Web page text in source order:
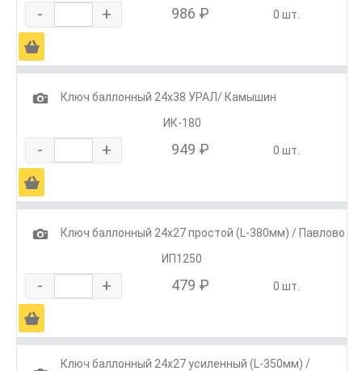
- + 986 ₽ 0 шт.
Ä
1
Ключ баллонный 24х38 УРАЛ/ Камышин
ИК-180
- + 949 ₽ 0 шт.
Ä
1
Ключ баллонный 24х27 простой (L-380мм) / Павлово
ИП1250
- + 479 ₽ 0 шт.
Ä
Ключ баллонный 24х27 усиленный (L-350мм) /